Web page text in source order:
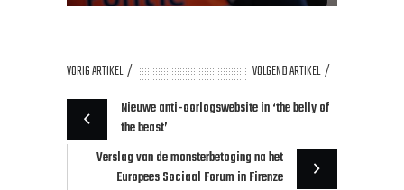
VORIG ARTIKEL
VOLGEND ARTIKEL
Nieuwe anti-oorlogswebsite in ‘the belly of
the beast’
Verslag van de monsterbetoging na het
Europees Sociaal Forum in Firenze